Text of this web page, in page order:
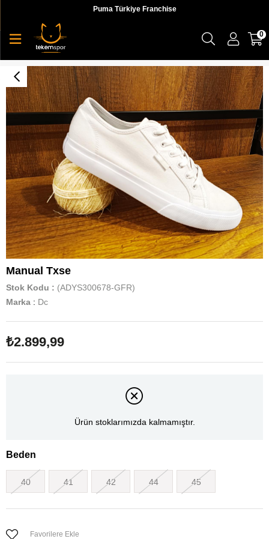
Puma Türkiye Franchise
0
Manual Txse
Stok Kodu
(ADYS300678-GFR)
Marka : Dc
₺2.899,99
Ürün stoklarımızda kalmamıştır.
Beden
40 41 42 44 45
Favorilere Ekle